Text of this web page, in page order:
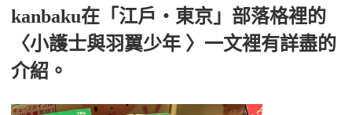
kanbaku在「江戶‧東京」部落格裡的
〈小護士與羽翼少年 〉一文裡有詳盡的
介紹。